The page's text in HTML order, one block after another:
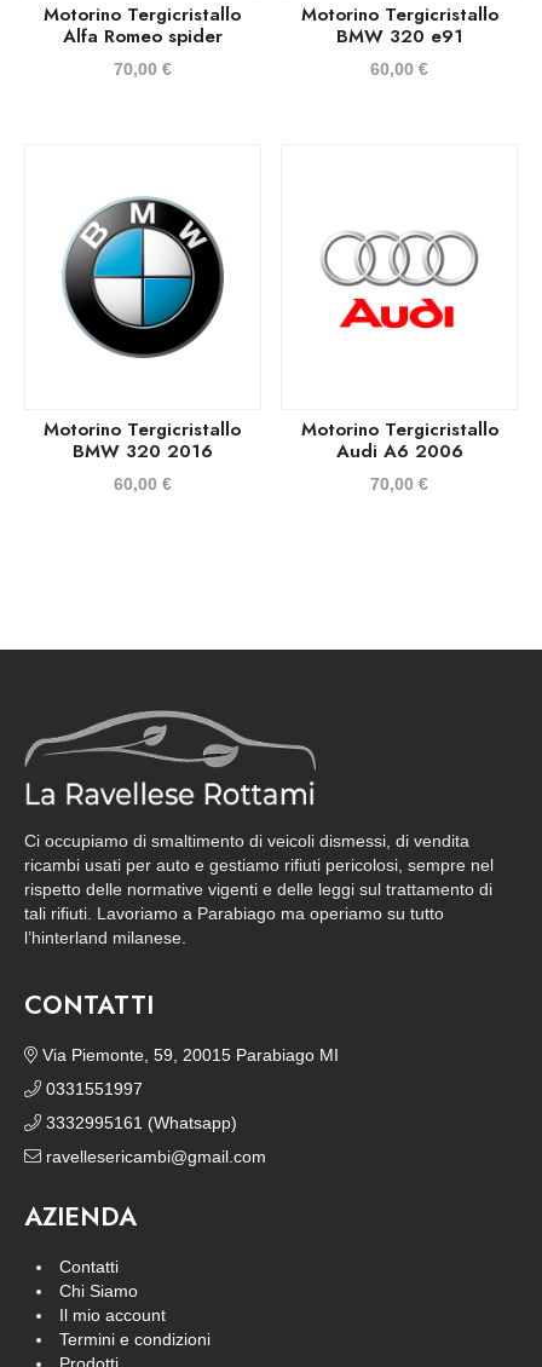
Motorino Tergicristallo
Alfa Romeo spider
70,00 €
Motorino Tergicristallo
BMW 320 e91
60,00€
Motorino Tergicristallo
BMW 320 2016
60,00 €
Motorino Tergicristallo
Audi A6 2006
70,00€
Ci occupiamo di smaltimento di veicoli dismessi, di vendita
ricambi usati per auto e gestiamo rifiuti pericolosi, sempre nel
rispetto delle normative vigenti e delle leggi sul trattamento di
tali rifiuti. Lavoriamo a Parabiago ma operiamo su tutto
l’hinterland milanese.
CONTATTI
Via Piemonte, 59, 20015 Parabiago MI
0331551997
3332995161 (Whatsapp)
ravellesericambi@gmail.com
AZIENDA
Contatti
Chi Siamo
Il mio account
Termini e condizioni
Prodotti